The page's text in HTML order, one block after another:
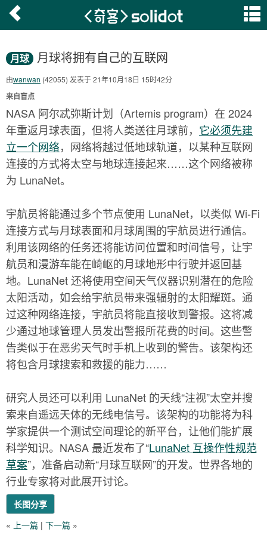
月球 月球将拥有自己的互联网
由wanwan (42055) 发表于 21年10月18日 15时42分
来自盲点
NASA 阿尔忒弥斯计划（Artemis program）在 2024
年重返月球表面，但将人类送往月球前， 它必须先建
立一个网络，网络将越过低地球轨道，以某种互联网
连接的方式将太空与地球连接起来……这个网络被称
为 LunaNet。
宇航员将能通过多个节点使用 LunaNet，以类似 Wi-Fi
连接方式与月球表面和月球周围的宇航员进行通信。
利用该网络的任务还将能访问位置和时间信号，让宇
航员和漫游车能在崎岖的月球地形中行驶并返回基
地。LunaNet 还将使用空间天气仪器识别潜在的危险
太阳活动，如会给宇航员带来强辐射的太阳耀斑。通
过这种网络连接，宇航员将能直接收到警报。这将减
少通过地球管理人员发出警报所花费的时间。这些警
告类似于在恶劣天气时手机上收到的警告。该架构还
将包含月球搜索和救援的能力……
研究人员还可以利用 LunaNet 的天线“注视”太空并搜
索来自遥远天体的无线电信号。该架构的功能将为科
学家提供一个测试空间理论的新平台，让他们能扩展
科学知识。NASA 最近发布了“LunaNet 互操作性规范
草案”，准备启动新“月球互联网”的开发。世界各地的
行业专家将对此展开讨论。
长图分享
« 上一篇 | 下一篇 »